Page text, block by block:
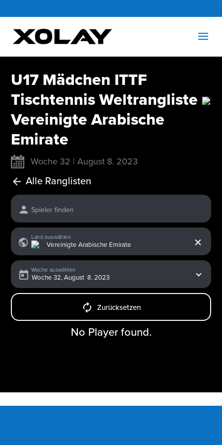
U17 Mädchen ITTF
Tischtennis Weltrangliste
Vereinigte Arabische
Emirate
Woche 32 | August 8. 2023
Alle Ranglisten
Spieler finden
Land auswählen
Woche auswählen
Zurücksetzen
No Player found.